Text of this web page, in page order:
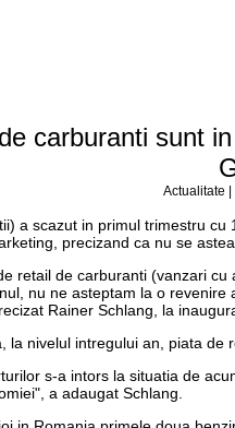
carburanti sunt
Actualitate
a scazut in primul trimestru
precizand ca nu se
retail de carburanti (vanzari
nu ne asteptam la o
Rainer Schlang, la
la nivelul intregului an, piata de
s-a intors la situatia de
a adaugat Schlang.